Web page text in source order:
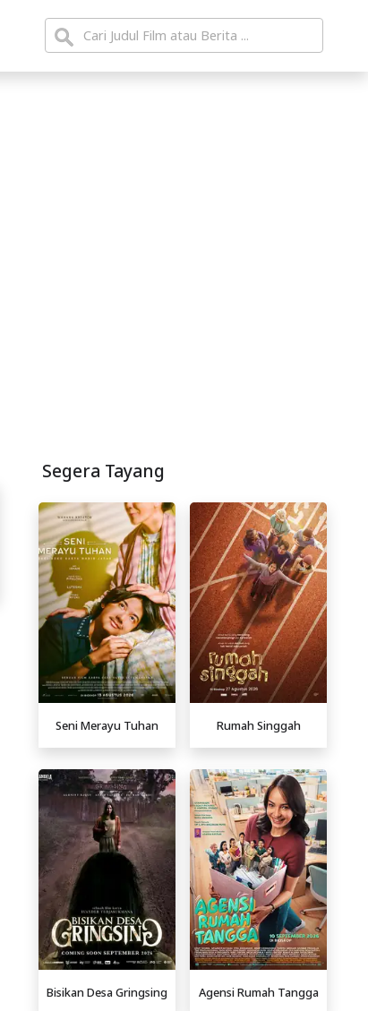
Segera Tayang
Seni Merayu Tuhan Rumah Singgah
Bisikan Desa Gringsing Agensi Rumah Tangga